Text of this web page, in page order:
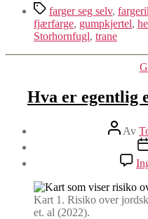
Stikkord
farger seg selv,
fjærfarge, gumpkjertel,
Storhornfugl, trane
Hva er egentlig
Av
Kart 1. Risiko over
et. al (2022).